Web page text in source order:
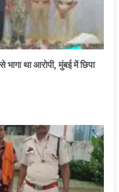
था आरोपी, मुंबई में छिपा